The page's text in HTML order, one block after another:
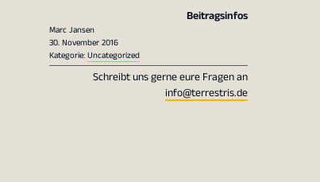
Beitragsinfos
Marc Jansen
30. November 2016
Kategorie:Uncategorized
Schreibt uns gerne eure Fragen an
info@terrestris.de